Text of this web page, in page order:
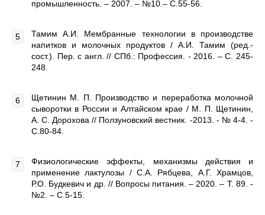
промышленность. – 2007. – №10.– С.55-56.
Тамим А.И. Мембранные технологии в производстве
напитков и молочных продуктов / А.И. Тамим (ред.-
сост.). Пер. с англ. // СПб.: Профессия. - 2016. – С. 245-
248.
Щетинин М. П. Производство и переработка молочной
сыворотки в России и Алтайском крае / М. П. Щетинин,
А. С. Дорохова // Ползуновский вестник. -2013. - № 4-4. -
С.80-84.
Физиологические эффекты, механизмы действия и
применение лактулозы / С.А. Рябцева, А.Г. Храмцов,
Р.О. Будкевич и др. // Вопросы питания. – 2020. – Т. 89. -
№2. – С.5-15.